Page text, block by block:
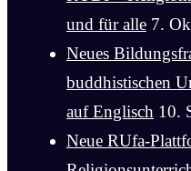
und für alle 7.
Neues
buddhistischen
auf Englisch 10.
Neue RUfa-